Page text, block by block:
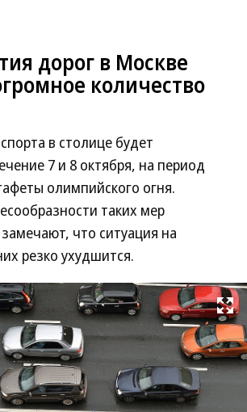
дорог в Москве
количество
в столице будет
7 и 8 октября, на период
олимпийского огня.
таких мер
что ситуация на
резко ухудшится.
Развернуть